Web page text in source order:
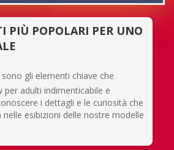
PIÙ POPOLARI PER UNO
gli elementi chiave che
adulti indimenticabile e
i dettagli e le curiosità che
esibizioni delle nostre modelle